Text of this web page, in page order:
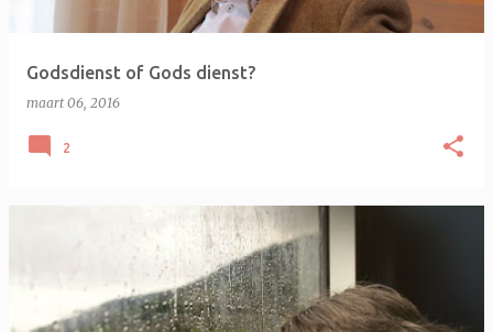
Godsdienst of Gods dienst?
maart 06, 2016
2